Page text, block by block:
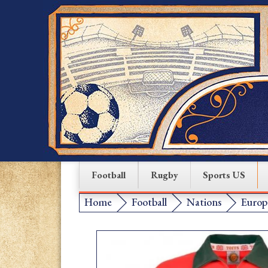
Football Rugby Sports US
Home Football Nations